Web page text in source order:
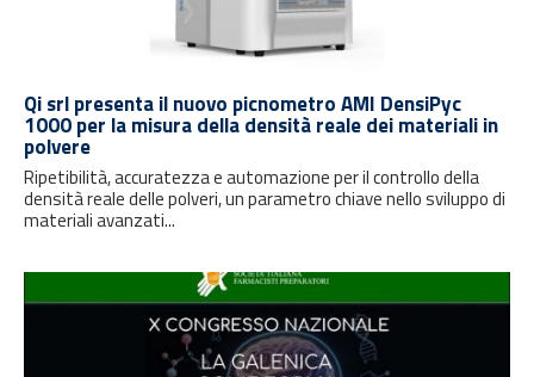
Qi srl presenta il nuovo picnometro AMI DensiPyc
1000 per la misura della densità reale dei materiali in
polvere
Ripetibilità, accuratezza e automazione per il controllo della
densità reale delle polveri, un parametro chiave nello sviluppo di
materiali avanzati...